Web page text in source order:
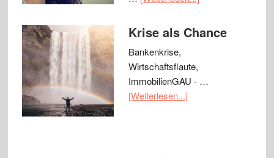
Krise als Chance
Bankenkrise,
Wirtschaftsflaute,
ImmobilienGAU - …
[Weiterlesen...]